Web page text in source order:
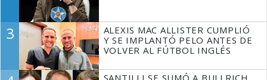
3
ALEXIS MAC ALLISTER CUMPLIÓ
Y SE IMPLANTÓ PELO ANTES DE
VOLVER AL FÚTBOL INGLÉS
SANTILLI SE SUMÓ A BULLRICH